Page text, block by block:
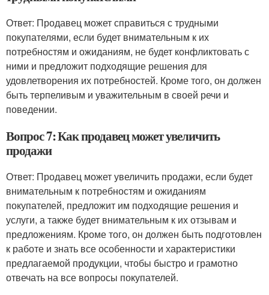
Ответ: Продавец может справиться с трудными
покупателями, если будет внимательным к их
потребностям и ожиданиям, не будет конфликтовать с
ними и предложит подходящие решения для
удовлетворения их потребностей. Кроме того, он должен
быть терпеливым и уважительным в своей речи и
поведении.
Вопрос 7: Как продавец может увеличить
продажи
Ответ: Продавец может увеличить продажи, если будет
внимательным к потребностям и ожиданиям
покупателей, предложит им подходящие решения и
услуги, а также будет внимательным к их отзывам и
предложениям. Кроме того, он должен быть подготовлен
к работе и знать все особенности и характеристики
предлагаемой продукции, чтобы быстро и грамотно
отвечать на все вопросы покупателей.